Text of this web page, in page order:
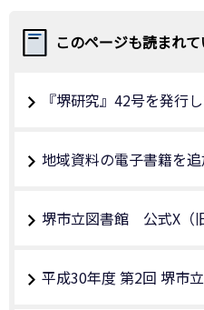
このページも読まれ
『堺研究』42号を発行
地域資料の電子書籍を
堺市立図書館 公式X（
平成30年度 第2回 堺市